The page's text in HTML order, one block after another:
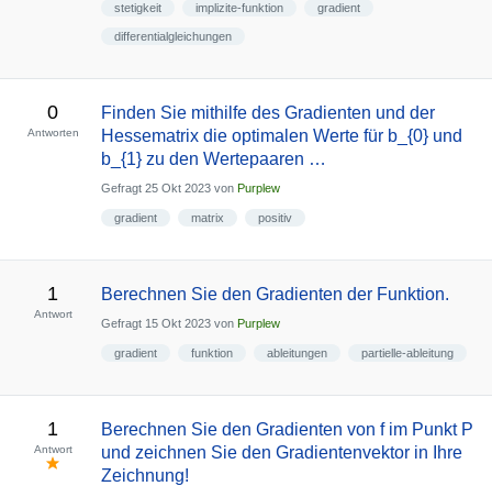
stetigkeit implizite-funktion gradient
differentialgleichungen
0
Antworten
Finden Sie mithilfe des Gradienten und der
Hessematrix die optimalen Werte für b_{0} und
b_{1} zu den Wertepaaren …
Gefragt 25 Okt 2023 von Purplew
gradient matrix positiv
1
Antwort
Berechnen Sie den Gradienten der Funktion.
Gefragt 15 Okt 2023 von Purplew
gradient funktion ableitungen partielle-ableitung
1
Antwort
Berechnen Sie den Gradienten von f im Punkt P
und zeichnen Sie den Gradientenvektor in Ihre
Zeichnung!